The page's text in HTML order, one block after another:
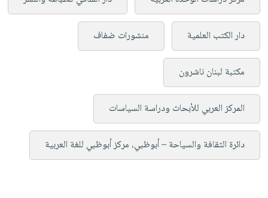
دار الكتب العلمية منشورات ضفاف
مكتبة لبنان ناشرون
المركز العربي للأبحاث ودراسة السياسات
دائرة الثقافة والسياحة – أبوظبي، مركز أبوظبي للغة العربية